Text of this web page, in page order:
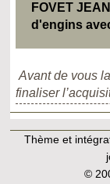
FOVET
d'engins
Avant de vous
finaliser
Thème et
©